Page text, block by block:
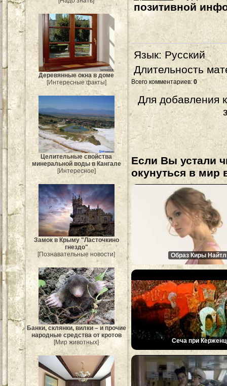
Деревянные окна в доме
[Интересные факты]
Целительные свойства
минеральной воды в Кангале
[Интересное]
Замок в Крыму "Ласточкино
гнездо"
[Познавательные новости]
Банки, склянки, вилки – и прочие
народные средства от кротов
[Мир животных]
позитивной
Язык: Русский
Длительность
Всего комментариев: 0
Для добавления
Если Вы устали
окунуться в мир
Образ Киры
Сеча при